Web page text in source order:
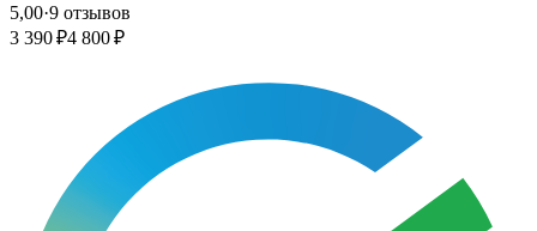
5,00·9 отзывов
3 390 ₽4 800 ₽